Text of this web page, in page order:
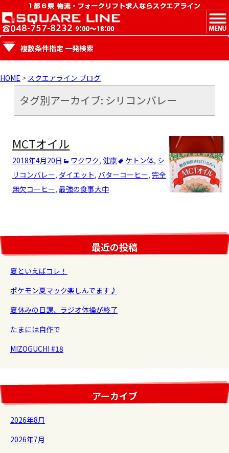
MENU
複数条件指定 一発検索
HOME > スクエアライン ブログ
タグ別アーカイブ: シリコンバレー
MCTオイル
2018年4月20日 ワクワク, 健康 ケトン体, シ
リコンバレー, ダイエット, バターコーヒー, 完全
無欠コーヒー, 最強の食事大中
最近の投稿
夏といえばコレ！
ポケモン夏マック楽しんでます♪
夏休みの日課、ラジオ体操が終了
たまには自作で
MIZOGUCHI #18
アーカイブ
2026年8月
2026年7月